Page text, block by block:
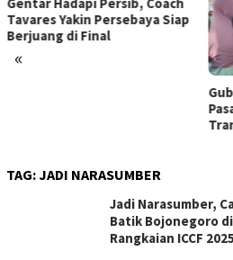
«
Pasar Murah di Kota Pasuruan,
Transaksi Capai Rp93,6 Juta
TAG:JADI NARASUMBER
Jadi Narasumber,
Batik Bojonegoro
Rangkaian ICCF 2025